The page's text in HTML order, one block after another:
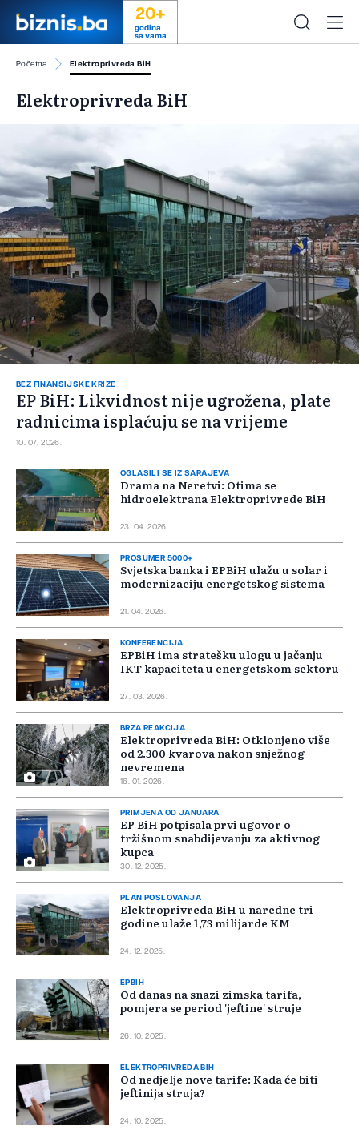
20+
godina
sa vama
Početna Elektroprivreda BiH
Elektroprivreda BiH
BEZ FINANSIJSKE KRIZE
EP BiH: Likvidnost nije ugrožena, plate
radnicima isplaćuju se na vrijeme
10. 07. 2026.
OGLASILI SE IZ SARAJEVA
Drama na Neretvi: Otima se
hidroelektrana Elektroprivrede BiH
23. 04. 2026.
PROSUMER 5000+
Svjetska banka i EPBiH ulažu u solar i
modernizaciju energetskog sistema
21. 04. 2026.
KONFERENCIJA
EPBiH ima stratešku ulogu u jačanju
IKT kapaciteta u energetskom sektoru
27. 03. 2026.
BRZA REAKCIJA
Elektroprivreda BiH: Otklonjeno više
od 2.300 kvarova nakon snježnog
nevremena
16. 01. 2026.
PRIMJENA OD JANUARA
EP BiH potpisala prvi ugovor o
tržišnom snabdijevanju za aktivnog
kupca
30. 12. 2025.
PLAN POSLOVANJA
Elektroprivreda BiH u naredne tri
godine ulaže 1,73 milijarde KM
24. 12. 2025.
EPBIH
Od danas na snazi zimska tarifa,
pomjera se period 'jeftine' struje
26. 10. 2025.
ELEKTROPRIVREDA BIH
Od nedjelje nove tarife: Kada će biti
jeftinija struja?
24. 10. 2025.